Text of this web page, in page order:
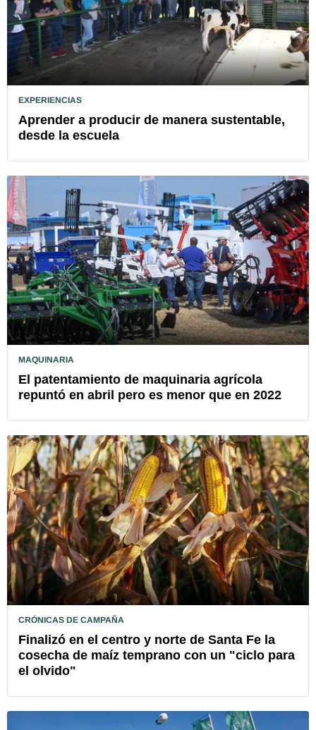
EXPERIENCIAS
Aprender a producir de manera sustentable,
desde la escuela
MAQUINARIA
El patentamiento de maquinaria agrícola
repuntó en abril pero es menor que en 2022
CRÓNICAS DE CAMPAÑA
Finalizó en el centro y norte de Santa Fe la
cosecha de maíz temprano con un "ciclo para
el olvido"